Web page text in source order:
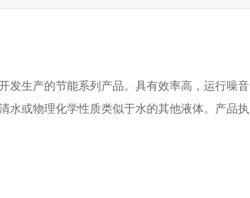
生产的节能系列产品。具有效率高，运行噪音
水或物理化学性质类似于水的其他液体。产品执